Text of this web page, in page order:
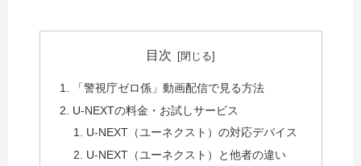
目次
「警視庁ゼロ係」動画配信で見る方法
U-NEXTの料金・お試しサービス
U-NEXT（ユーネクスト）の対応デバイス
U-NEXT（ユーネクスト）と他者の違い